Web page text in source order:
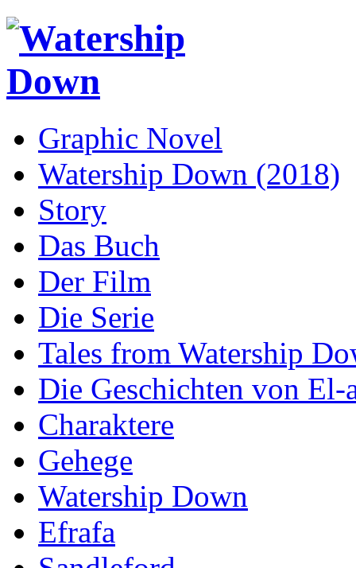
Graphic Novel
Watership Down (2018)
Story
Das Buch
Der Film
Die Serie
Tales from Watership
Die Geschichten von El-
Charaktere
Gehege
Watership Down
Efrafa